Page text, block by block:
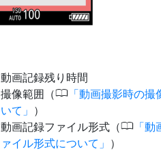
動画記録残り時間
撮像範囲（0
動画撮影時の撮
いて
）
動画記録ファイル形式（0
動
ァイル形式について
）